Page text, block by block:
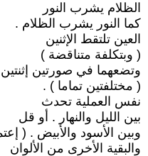
الظلام يشرب النور
كما النور يشرب الظلام .
العين تلتقط الإثنين
( وبتكلفة متناقضة )
وتضعهما في صورتين إثنتين
( مختلفتين تماما ) .
نفس العملية تحدث
بين الليل والنهار . أو قل
وبين الأسود والأبيض . (
والبقية الأخرى من الألوان